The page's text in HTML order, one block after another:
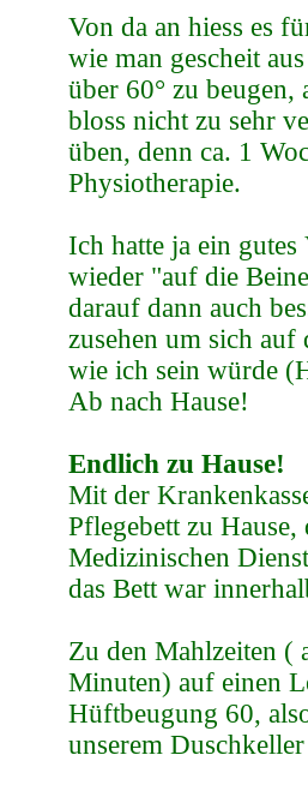
Von da an hiess es
wie man gescheit
über 60° zu
bloss nicht zu sehr
üben, denn ca. 1
Physiotherapie.
Ich hatte ja ein
wieder "auf die
darauf dann auch
zusehen um sich
wie ich sein würde
Ab nach Hause!
Endlich zu Hause!
Mit der
Pflegebett zu
Medizinischen
das Bett war
Zu den Mahlzeiten (
Minuten) auf einen
Hüftbeugung 60,
unserem